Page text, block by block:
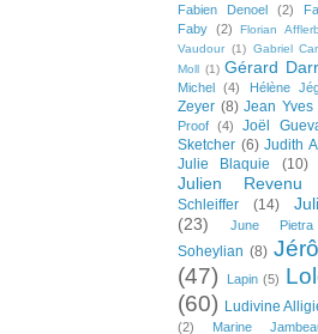
Fabien Denoel
(2)
Faby (2) Florian
Vaudour (1) Gabriel
Moll (1) Gérard
Michel
(4) Hélène
Zeyer (8) Jean Yves
Proof
(4) Joël
Sketcher (6) Judith
Julie Blaquie
(10)
Julien Revenu
Schleiffer
(14)
(23)
June Pietra
Soheylian (8)
(47)
Lapin (5)
(60) Ludivine
(2)
Marine